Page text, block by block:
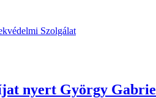
Szolgálat
nyert György